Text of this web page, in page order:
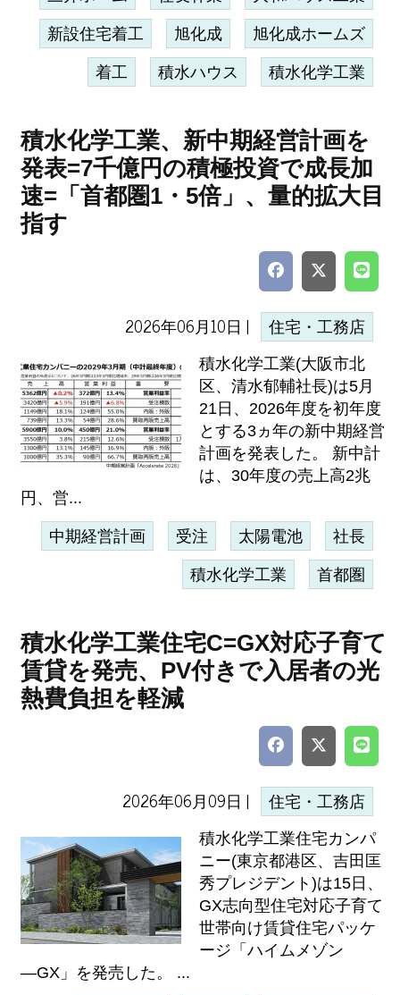
新設住宅着工 旭化成 旭化成ホームズ
着工 積水ハウス 積水化学工業
積水化学工業、新中期経営計画を
発表=7千億円の積極投資で成長加
速=「首都圏1・5倍」、量的拡大目
指す
2026年06月10日 | 住宅・工務店
積水化学工業(大阪市北
区、清水郁輔社長)は5月
21日、2026年度を初年度
とする3ヵ年の新中期経営
計画を発表した。 新中計
は、30年度の売上高2兆
円、営...
中期経営計画 受注 太陽電池 社長
積水化学工業 首都圏
積水化学工業住宅C=GX対応子育て
賃貸を発売、PV付きで入居者の光
熱費負担を軽減
2026年06月09日 | 住宅・工務店
積水化学工業住宅カンパ
ニー(東京都港区、吉田匡
秀プレジデント)は15日、
GX志向型住宅対応子育て
世帯向け賃貸住宅パッケ
ージ「ハイムメゾン
―GX」を発売した。 ...